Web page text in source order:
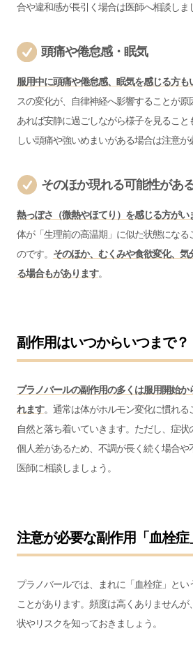
合や違和感が長引く場合は医師へ相談しま
頭痛や倦怠感・眠気
服用中に頭痛や倦怠感、眠気を感じる方も
スの変化が、自律神経へ影響することが
あれば安静に過ごしながら様子を見るこ
しい頭痛や強いめまいがある場合は注意が
そのほか現れる可能性があ
熱っぽさ（微熱やほてり）を感じる方がい
体が「生理前の高温期」に似た状態になる
のです。 そのほか、むくみや食欲変化、
る場合もがあります。
副作用はいつからいつまで？
プラノバールの副作用の多くは服用開始
れます。通常は体がホルモン変化に慣れる
自然と落ち着いていきます。ただし、症
個人差があるため、不調が長く続く場合や
医師に相談しましょう。
注意が必要な副作用「血栓症
プラノバールでは、まれに「血栓症」とい
ことがあります。頻度は高くありません
状やリスクを知っておきましょう。